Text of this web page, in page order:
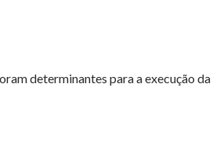
determinantes para a execução da